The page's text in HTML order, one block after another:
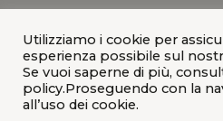
Utilizziamo i cookie per
esperienza possibile sul
Se vuoi saperne di più,
policy.Proseguendo con la
all’uso dei cookie.